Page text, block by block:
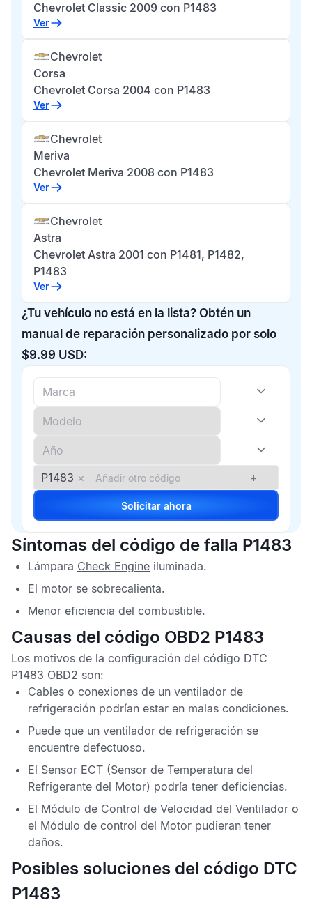
Chevrolet Classic 2009 con P1483
Ver
Chevrolet
Corsa
Chevrolet Corsa 2004 con P1483
Ver
Chevrolet
Meriva
Chevrolet Meriva 2008 con P1483
Ver
Chevrolet
Astra
Chevrolet Astra 2001 con P1481, P1482,
P1483
Ver
¿Tu vehículo no está en la lista? Obtén un
manual de reparación personalizado por solo
$9.99 USD:
P1483 × +
Solicitar ahora
Síntomas del código de falla P1483
Lámpara Check Engine iluminada.
El motor se sobrecalienta.
Menor eficiencia del combustible.
Causas del código OBD2 P1483
Los motivos de la configuración del código DTC
P1483 OBD2 son:
Cables o conexiones de un ventilador de
refrigeración podrían estar en malas condiciones.
Puede que un ventilador de refrigeración se
encuentre defectuoso.
El Sensor ECT (Sensor de Temperatura del
Refrigerante del Motor) podría tener deficiencias.
El Módulo de Control de Velocidad del Ventilador o
el Módulo de control del Motor pudieran tener
daños.
Posibles soluciones del código DTC
P1483